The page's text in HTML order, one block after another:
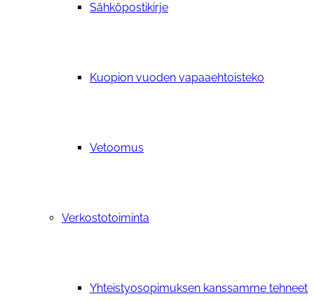
Sähköpostikirje
Kuopion vuoden vapaaehtoisteko
Vetoomus
Verkostotoiminta
Yhteistyosopimuksen kanssamme tehneet